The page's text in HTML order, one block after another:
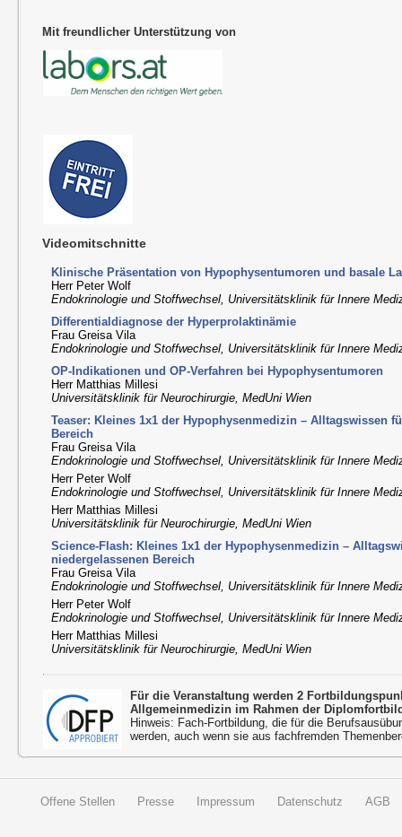
Mit freundlicher Unterstützung von
Videomitschnitte
Klinische Präsentation von Hypophysentumoren und basale
Herr Peter Wolf
Endokrinologie und Stoffwechsel, Universitätsklinik für Innere
Differentialdiagnose der Hyperprolaktinämie
Frau Greisa Vila
Endokrinologie und Stoffwechsel, Universitätsklinik für Innere
OP-Indikationen und OP-Verfahren bei Hypophysentumoren
Herr Matthias Millesi
Universitätsklinik für Neurochirurgie, MedUni Wien
Teaser: Kleines 1x1 der Hypophysenmedizin – Alltagswissen
Bereich
Frau Greisa Vila
Endokrinologie und Stoffwechsel, Universitätsklinik für Innere
Herr Peter Wolf
Endokrinologie und Stoffwechsel, Universitätsklinik für Innere
Herr Matthias Millesi
Universitätsklinik für Neurochirurgie, MedUni Wien
Science-Flash: Kleines 1x1 der Hypophysenmedizin –
niedergelassenen Bereich
Frau Greisa Vila
Endokrinologie und Stoffwechsel, Universitätsklinik für Innere
Herr Peter Wolf
Endokrinologie und Stoffwechsel, Universitätsklinik für Innere
Herr Matthias Millesi
Universitätsklinik für Neurochirurgie, MedUni Wien
Für die Veranstaltung werden 2
Allgemeinmedizin im Rahmen der
Hinweis: Fach-Fortbildung, die für die
werden, auch wenn sie aus fachfremden
Offene Stellen Presse Impressum Datenschutz AGB